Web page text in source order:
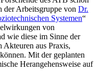
der Arbeitsgruppe von Dr.
Systemen“
von
wie diese im Sinne der
Akteuren aus Praxis,
Mit der geplanten
Herangehensweise auf